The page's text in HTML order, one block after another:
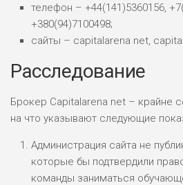
РИСКИ: НИЗКИЕ
БЮДЖЕТ: ВЫСОКИЙ
М
РИСКИ: СРЕДНИЕ
ДОХОД: ВЫСОКИЙ
БЮДЖЕТ: НИЗКИЙ
телефон – +44(141)5360156,
+380(94)7100498;
сайты – capitalarena net,
Расследование
Брокер Capitalarena net – крайне
на что указывают следующие
Администрация сайта не
которые бы подтвердили
команды заниматься